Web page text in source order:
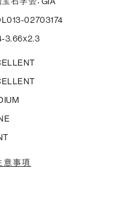
02703174
3.66x2.3
意事項